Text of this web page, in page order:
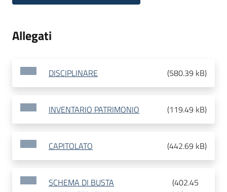
Allegati
DISCIPLINARE (580.39 kB)
INVENTARIO PATRIMONIO (119.49 kB)
CAPITOLATO (442.69 kB)
SCHEMA DI BUSTA
(402.45